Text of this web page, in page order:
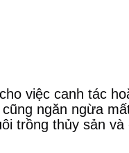
việc canh tác
ngăn ngừa
trồng thủy sản